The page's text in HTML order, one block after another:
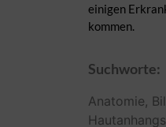
einigen
kommen.
Suchworte:
Anatomie,